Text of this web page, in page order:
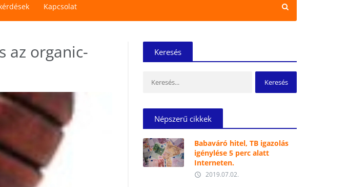
Kapcsolat
az organic-
Keresés
Népszerű cikkek
Babaváró hitel, TB igazolás
igénylése 5 perc alatt
Interneten.
access_time 2019.07.02.